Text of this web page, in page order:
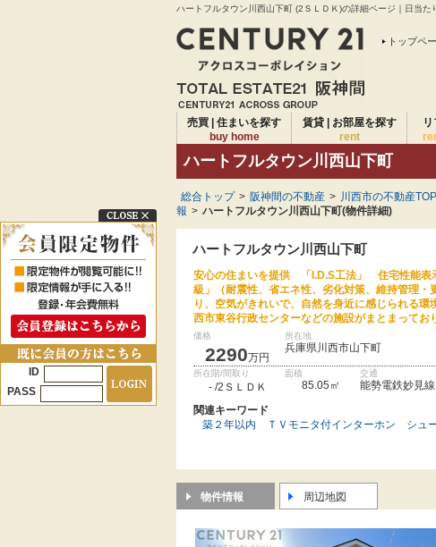
ハートフルタウン川西山下町 (2ＳＬＤＫ)の詳細ページ｜日当
トップペ
売買 | 住まいを探す
buy home
賃貸 | お部屋を探す
rent
ハートフルタウン川西山下町
総合トップ > 阪神間の不動産 > 川西市の不動産TOP
報 > ハートフルタウン川西山下町(物件詳細)
ハートフルタウン川西山下町
安心の住まいを提供 「I.D.S工法」 住宅性能表
級」（耐震性、省エネ性、劣化対策、維持管理
り、空気がきれいで、自然を身近に感じられる環
西市東谷行政センターなどの施設がまとまってお
価格
2290万円
所在地
兵庫県川西市山下町
所在階/間取り
- /2ＳＬＤＫ
面積
85.05㎡
交通
能勢電鉄妙見
関連キーワード
築２年以内
ＴＶモニタ付インターホン シュ
物件情報 周辺地図
ID
PASS